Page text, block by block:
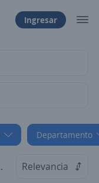
Ingresar
Departamento
Relevancia